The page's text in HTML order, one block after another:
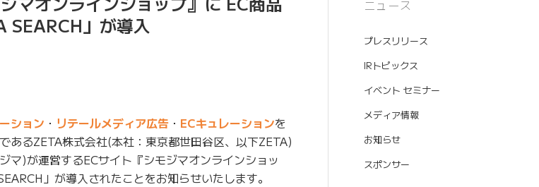
SEARCH」が導入
ション ・ リテールメディア広告 ・ ECキュレーションを
あるZETA株式会社(本社：東京都世田谷区、以下ZETA)
マ)が運営するECサイト『シモジマオンラインショッ
」が導入されたことをお知らせいたします。
ニュース
プレスリリース
IRトピックス
イベント セミナー
メディア情報
お知らせ
スポンサー